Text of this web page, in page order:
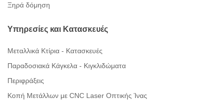
Ξηρά δόμηση
Υπηρεσίες και Κατασκευές
Μεταλλικά Κτίρια - Κατασκευές
Παραδοσιακά Κάγκελα - Κιγκλιδώματα
Περιφράξεις
Κοπή Μετάλλων με CNC Laser Οπτικής Ίνας